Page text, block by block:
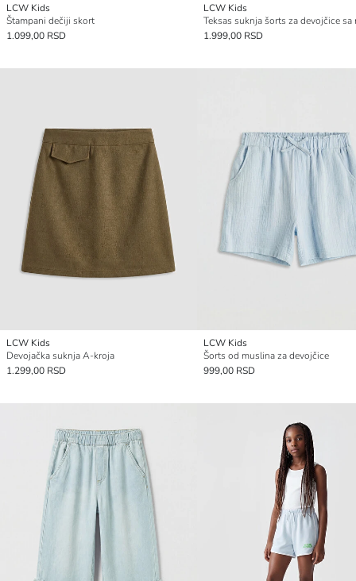
LCW Kids
Štampani dečiji skort
1.099,00 RSD
LCW Kids
1.999,00 RSD
LCW Kids
Devojačka suknja A-kroja
1.299,00 RSD
LCW Kids
Šorts od muslina za devojčice
999,00 RSD